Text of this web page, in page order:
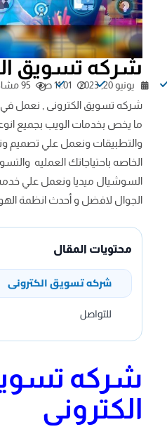
شركه تسويق
يونيو 20, 2023 11:01 ص 95 مشاهدة
شركه تسويق الكترونى , نعمل
ما يخص بخدمات الويب بجميع
والتطبيقات ونعمل علي تصميم
الخاصه باحتياجاتك العمليه
السوشيال ميديا ونعمل علي
الجوال لافضل و أحدث انظمة
محتويات المقال
شركه تسويق الكترونى
للتواصل
شركه
الكترونى